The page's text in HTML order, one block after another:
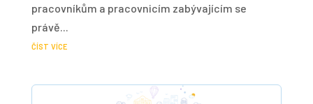
pracovníkům a pracovnicím zabývajícím se
právě...
číst více